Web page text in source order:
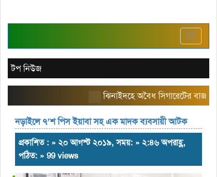
Toggle
টপ নিউজ
ঝিনাইদহে অবৈধ সিগারেটের বাজার
নড়াইলে ৭’শ পিস ইয়াবা সহ এক মাদক ব্যবসায়ী আটক
প্রকাশিত : » ২০ আগস্ট ২০১৯, সময়: » ২:৪৬ অপরাহ্ণ,
পঠিত: » 99 views